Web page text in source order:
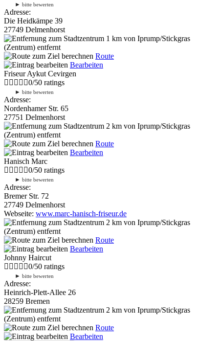
► bitte bewerten
Adresse:
Die Heidkämpe 39
27749 Delmenhorst
1 km von Iprump/Stickgras
(Zentrum) entfernt
Route
Bearbeiten
Friseur Aykut Cevirgen
0/50 ratings
► bitte bewerten
Adresse:
Nordenhamer Str. 65
27751 Delmenhorst
2 km von Iprump/Stickgras
(Zentrum) entfernt
Route
Bearbeiten
Hanisch Marc
0/50 ratings
► bitte bewerten
Adresse:
Bremer Str. 72
27749 Delmenhorst
Webseite: www.marc-hanisch-friseur.de
2 km von Iprump/Stickgras
(Zentrum) entfernt
Route
Bearbeiten
Johnny Haircut
0/50 ratings
► bitte bewerten
Adresse:
Heinrich-Plett-Allee 26
28259 Bremen
2 km von Iprump/Stickgras
(Zentrum) entfernt
Route
Bearbeiten